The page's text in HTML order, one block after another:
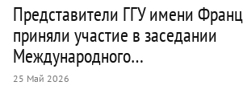
Представители ГГУ имени
приняли участие в заседании
Международного…
25 Май 2026